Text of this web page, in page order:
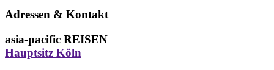
Adressen & Kontakt
asia-pacific REISEN
Hauptsitz Köln